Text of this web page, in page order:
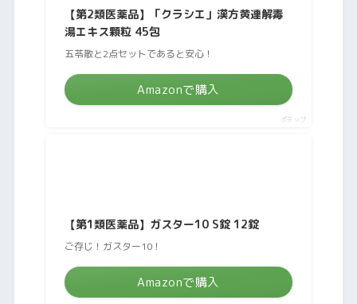
【第2類医薬品】「クラシエ」漢方黄連解毒
湯エキス顆粒 45包
五苓散と2点セットであると安心！
Amazonで購入
ポチップ
【第1類医薬品】ガスター10 S錠 12錠
ご存じ！ガスター10！
Amazonで購入